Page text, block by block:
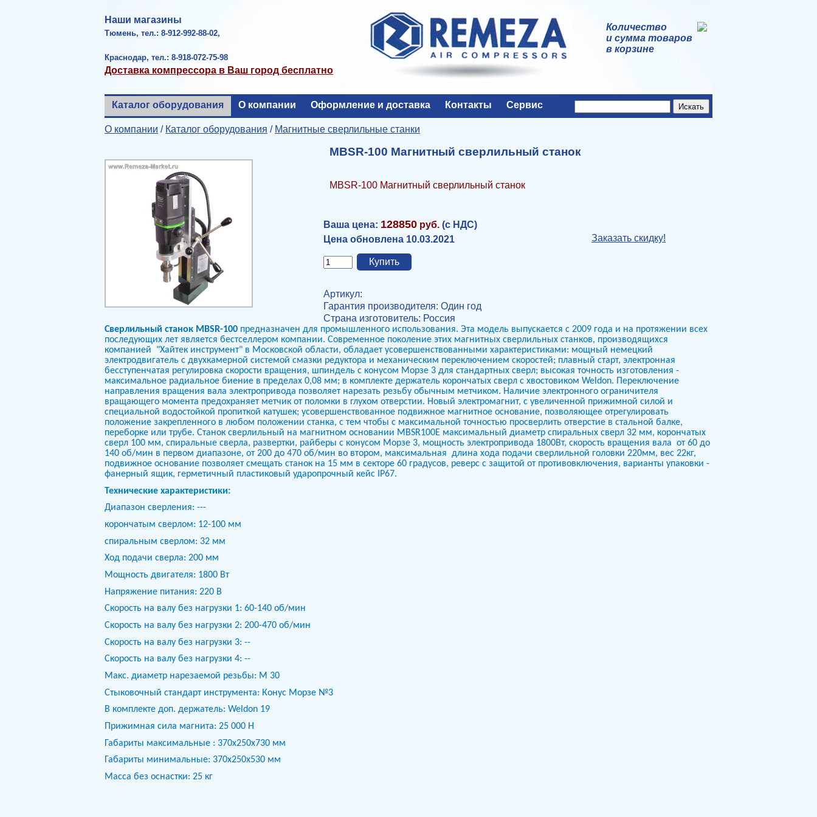
Наши магазины
Тюмень, тел.: 8-912-992-88-02,
Краснодар, тел.: 8-918-072-75-98
Доставка компрессора в Ваш город бесплатно
Количество
и сумма товаров
в корзине
Каталог оборудования О компании Оформление и доставка Контакты Сервис
О компании / Каталог оборудования / Магнитные сверлильные станки
MBSR-100 Магнитный сверлильный станок
MBSR-100 Магнитный сверлильный станок
Ваша цена: 128850 руб. (с НДС)
Заказать скидку!
Цена обновлена 10.03.2021
Артикул:
Гарантия производителя: Один год
Страна изготовитель: Россия
Сверлильный станок MBSR-100 предназначен для промышленного использования. Эта модель выпускается с 2009 года и на протяжении всех
последующих лет является бестселлером компании. Современное поколение этих магнитных сверлильных станков, производящихся
компанией
"Хайтек инструмент" в Московской области, обладает усовершенствованными характеристиками: мощный немецкий
электродвигатель с двухкамерной системой смазки редуктора и механическим переключением скоростей; плавный старт, электронная
бесступенчатая регулировка скорости вращения, шпиндель с конусом Морзе 3 для стандартных сверл; высокая точность изготовления -
максимальное радиальное биение в пределах 0,08 мм; в комплекте держатель корончатых сверл с хвостовиком Weldon. Переключение
направления вращения вала электропривода позволяет нарезать резьбу обычным метчиком. Наличие электронного ограничителя
вращающего момента предохраняет метчик от поломки в глухом отверстии. Новый электромагнит, с увеличенной прижимной силой и
специальной водостойкой пропиткой катушек; усовершенствованное подвижное магнитное основание, позволяющее отрегулировать
положение закрепленного в любом положении станка, с тем чтобы с максимальной точностью просверлить отверстие в стальной балке,
переборке или трубе. Станок сверлильный на магнитном основании МВSR100Е максимальный диаметр спиральных сверл 32 мм, корончатых
сверл 100 мм, спиральные сверла, развертки, райберы с конусом Морзе 3, мощность электропривода 1800Вт, скорость вращения вала от 60 до
140 об/мин в первом диапазоне, от 200 до 470 об/мин во втором, максимальная длина хода подачи сверлильной головки 220мм, вес 22кг,
подвижное основание позволяет смещать станок на 15 мм в секторе 60 градусов, реверс с защитой от противовключения, варианты упаковки -
фанерный ящик, герметичный пластиковый ударопрочный кейс IP67.
Технические характеристики:
Диапазон сверления: ---
корончатым сверлом: 12-100 мм
спиральным сверлом: 32 мм
Ход подачи сверла: 200 мм
Мощность двигателя: 1800 Вт
Напряжение питания: 220 В
Скорость на валу без нагрузки 1: 60-140 об/мин
Скорость на валу без нагрузки 2: 200-470 об/мин
Скорость на валу без нагрузки 3: --
Скорость на валу без нагрузки 4: --
Макс. диаметр нарезаемой резьбы: М 30
Стыковочный стандарт инструмента: Конус Морзе №3
В комплекте доп. держатель: Weldon 19
Прижимная сила магнита: 25 000 Н
Габариты максимальные : 370х250х730 мм
Габариты минимальные: 370х250х530 мм
Масса без оснастки: 25 кг